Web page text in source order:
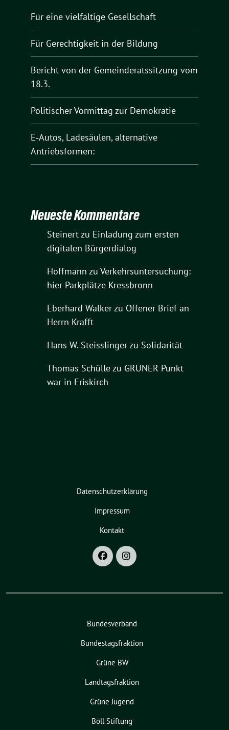
Für eine vielfältige Gesellschaft
Für Gerechtigkeit in der Bildung
Bericht von der Gemeinderatssitzung vom
18.3.
Politischer Vormittag zur Demokratie
E‑Autos, Ladesäulen, alternative
Antriebsformen:
Neueste Kommentare
Steinertzu Einladung zum ersten
digitalen Bürgerdialog
Hoffmann zu Verkehrsuntersuchung:
hier Parkplätze Kressbronn
Eberhard Walkerzu Offener Brief an
Herrn Krafft
Hans W. Steisslingerzu Solidarität
Thomas Schüllezu GRÜNER Punkt
war in Eriskirch
Datenschutzerklärung
Impressum
Kontakt
Bundesverband
Bundestagsfraktion
Grüne BW
Landtagsfraktion
Grüne Jugend
Böll Stiftung